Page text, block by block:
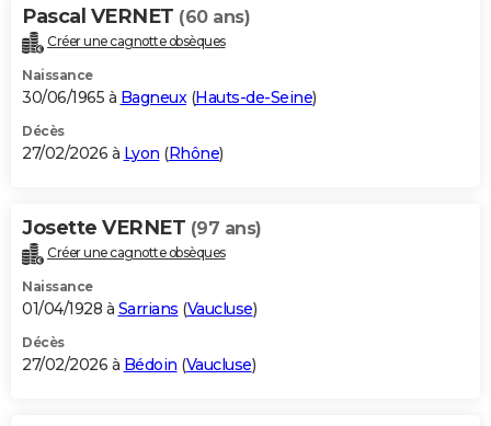
Pascal VERNET (60 ans)
Créer une cagnotte obsèques
Naissance
30/06/1965 à Bagneux(Hauts-de-Seine)
Décès
27/02/2026 à Lyon (Rhône)
Josette VERNET (97 ans)
Créer une cagnotte obsèques
Naissance
01/04/1928 à Sarrians (Vaucluse)
Décès
27/02/2026 à Bédoin (Vaucluse)